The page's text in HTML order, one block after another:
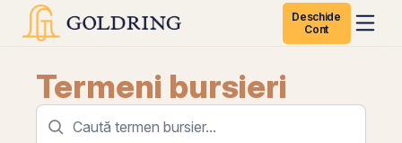
Deschide
Cont
Termeni bursieri